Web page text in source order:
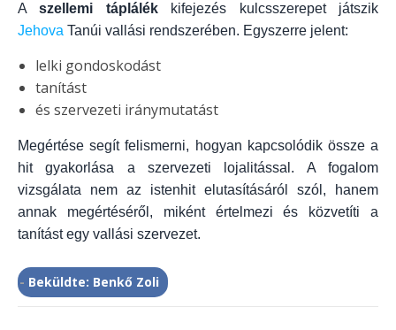
Aszellemi táplálékkifejezés kulcsszerepet játszik
Jehova Tanúi vallási rendszerében. Egyszerre jelent:
lelki gondoskodást
tanítást
és szervezeti iránymutatást
Megértése segít felismerni, hogyan kapcsolódik össze a
hit gyakorlása a szervezeti lojalitással. A fogalom
vizsgálata nem az istenhit elutasításáról szól, hanem
annak megértéséről, miként értelmezi és közvetíti a
tanítást egy vallási szervezet.
- Beküldte: Benkő Zoli